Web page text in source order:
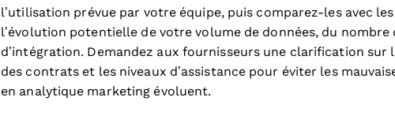
l’utilisation prévue par votre équipe, puis comparez-les avec
l’évolution potentielle de votre volume de données, du nombre
d’intégration. Demandez aux fournisseurs une clarification sur
des contrats et les niveaux d’assistance pour éviter les
en analytique marketing évoluent.